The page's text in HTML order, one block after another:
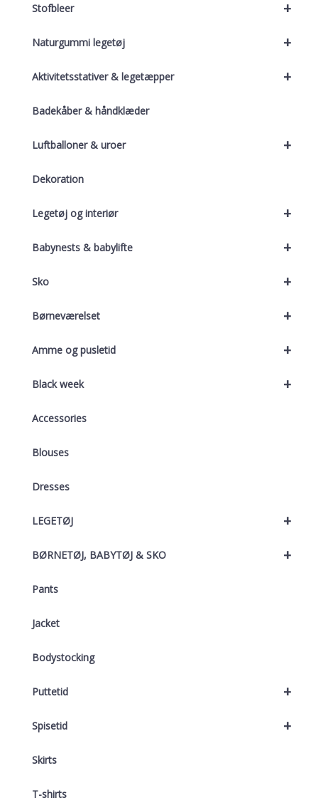
+
Stofbleer
+
Naturgummi legetøj
+
Aktivitetsstativer & legetæpper
Badekåber & håndklæder
+
Luftballoner & uroer
Dekoration
+
Legetøj og interiør
+
Babynests & babylifte
+
Sko
+
Børneværelset
+
Amme og pusletid
+
Black week
Accessories
Blouses
Dresses
+
LEGETØJ
+
BØRNETØJ, BABYTØJ & SKO
Pants
Jacket
Bodystocking
+
Puttetid
+
Spisetid
Skirts
T-shirts